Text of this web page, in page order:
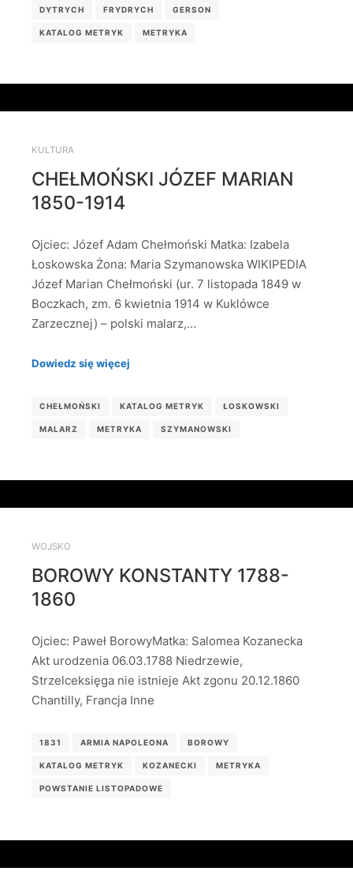
DYTRYCH FRYDRYCH GERSON
KATALOG METRYK METRYKA
KULTURA
CHEŁMOŃSKI JÓZEF MARIAN
1850-1914
Ojciec: Józef Adam Chełmoński Matka: Izabela
Łoskowska Żona: Maria Szymanowska WIKIPEDIA
Józef Marian Chełmoński (ur. 7 listopada 1849 w
Boczkach, zm. 6 kwietnia 1914 w Kuklówce
Zarzecznej) – polski malarz,…
Dowiedz się więcej
CHEŁMOŃSKI KATALOG METRYK ŁOSKOWSKI
MALARZ METRYKA SZYMANOWSKI
WOJSKO
BOROWY KONSTANTY 1788-
1860
Ojciec: Paweł BorowyMatka: Salomea Kozanecka
Akt urodzenia 06.03.1788 Niedrzewie,
Strzelceksięga nie istnieje Akt zgonu 20.12.1860
Chantilly, Francja Inne
1831 ARMIA NAPOLEONA BOROWY
KATALOG METRYK KOZANECKI METRYKA
POWSTANIE LISTOPADOWE